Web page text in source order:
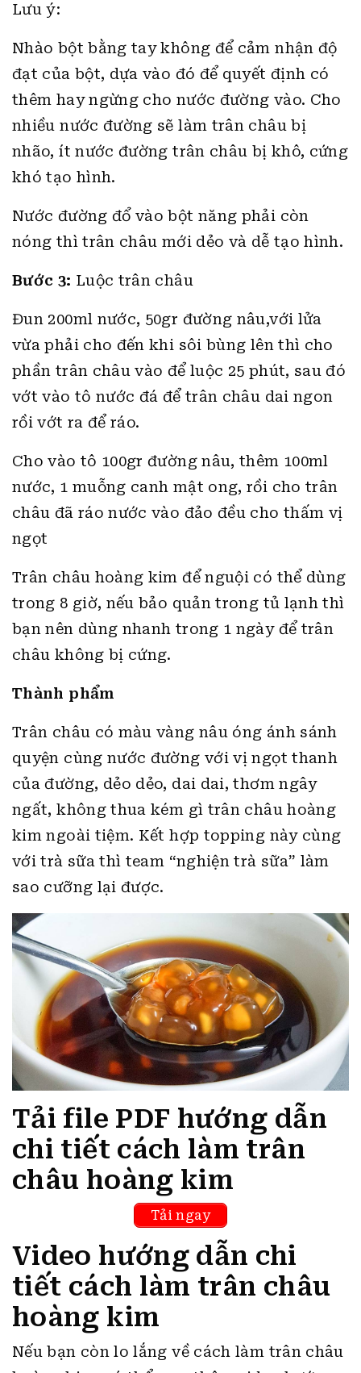
Lưu ý:
Nhào bột bằng tay không để cảm nhận độ
đạt của bột, dựa vào đó để quyết định có
thêm hay ngừng cho nước đường vào. Cho
nhiều nước đường sẽ làm trân châu bị
nhão, ít nước đường trân châu bị khô, cứng
khó tạo hình.
Nước đường đổ vào bột năng phải còn
nóng thì trân châu mới dẻo và dễ tạo hình.
Bước 3: Luộc trân châu
Đun 200ml nước, 50gr đường nâu,với lửa
vừa phải cho đến khi sôi bùng lên thì cho
phần trân châu vào để luộc 25 phút, sau đó
vớt vào tô nước đá để trân châu dai ngon
rồi vớt ra để ráo.
Cho vào tô 100gr đường nâu, thêm 100ml
nước, 1 muỗng canh mật ong, rồi cho trân
châu đã ráo nước vào đảo đều cho thấm vị
ngọt
Trân châu hoàng kim để nguội có thể dùng
trong 8 giờ, nếu bảo quản trong tủ lạnh thì
bạn nên dùng nhanh trong 1 ngày để trân
châu không bị cứng.
Thành phẩm
Trân châu có màu vàng nâu óng ánh sánh
quyện cùng nước đường với vị ngọt thanh
của đường, dẻo dẻo, dai dai, thơm ngây
ngất, không thua kém gì trân châu hoàng
kim ngoài tiệm. Kết hợp topping này cùng
với trà sữa thì team “nghiện trà sữa” làm
sao cưỡng lại được.
Tải file PDF hướng dẫn
chi tiết cách làm trân
châu hoàng kim
Tải ngay
Video hướng dẫn chi
tiết cách làm trân châu
hoàng kim
Nếu bạn còn lo lắng về cách làm trân châu